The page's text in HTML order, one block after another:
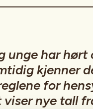
unge har hørt
kjenner
for
nye tall